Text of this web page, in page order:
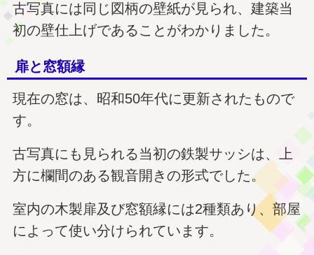
古写真には同じ図柄の壁紙が見られ、建築当
初の壁仕上げであることがわかりました。
扉と窓額縁
現在の窓は、昭和50年代に更新されたもので
す。
古写真にも見られる当初の鉄製サッシは、上
方に欄間のある観音開きの形式でした。
室内の木製扉及び窓額縁には2種類あり、部屋
によって使い分けられています。